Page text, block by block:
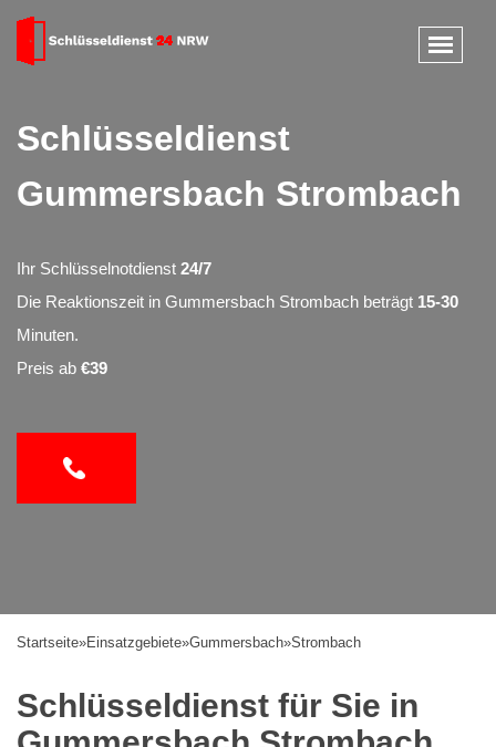
Schlüsseldienst
Gummersbach Strombach
Ihr Schlüsselnotdienst 24/7
Die Reaktionszeit in Gummersbach Strombach beträgt 15-30
Minuten.
Preis ab €39
Startseite»Einsatzgebiete»Gummersbach»Strombach
Schlüsseldienst für Sie in